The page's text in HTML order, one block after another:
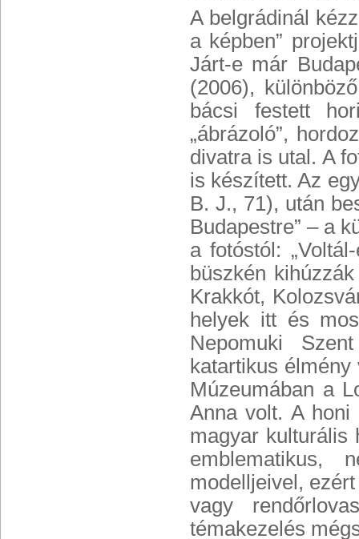
A belgrádinál
a képben”
Járt-e már
(2006),
bácsi festett
„ábrázoló”,
divatra is utal. A
is készített. Az
B. J., 71), után
Budapestre” – a
a fotóstól:
büszkén
Krakkót,
helyek itt és
Nepomuki
katartikus
Múzeumában a
Anna volt. A
magyar kulturális
emblematikus,
modelljeivel,
vagy
témakezelés